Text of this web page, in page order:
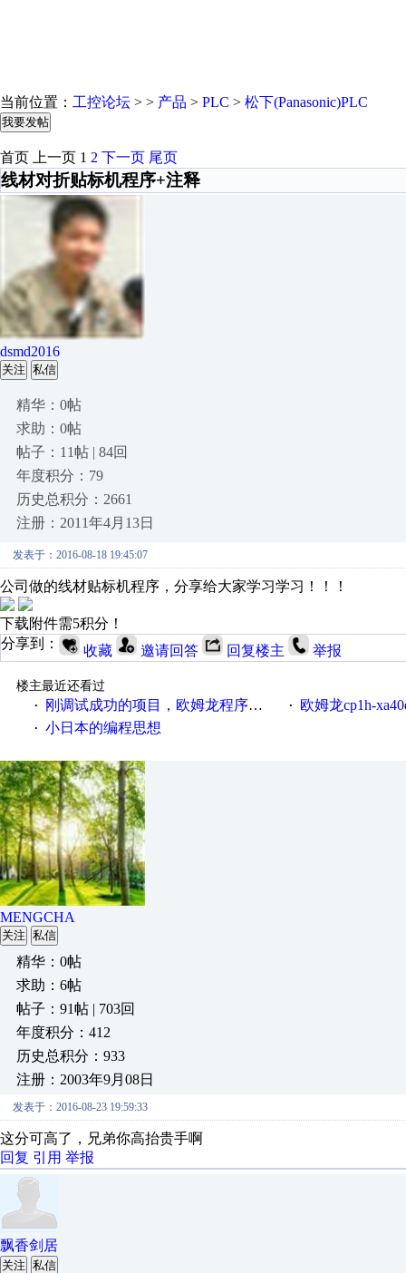
当前位置： 工控论坛 > > 产品 > PLC > 松下(Panasonic)PLC
我要发帖
首页 上一页 1 2 下一页 尾页
线材对折贴标机程序+注释
dsmd2016
关注 私信
精华：0帖
求助：0帖
帖子：11帖 | 84回
年度积分：79
历史总积分：2661
注册：2011年4月13日
发表于：2016-08-18 19:45:07
公司做的线材贴标机程序，分享给大家学习学习！！！
下载附件需5积分！
分享到：
收藏 邀请回答 回复楼主 举报
楼主最近还看过
·
刚调试成功的项目，欧姆龙程序打包送！ · 欧姆龙cp1h-xa40dr和
· 小日本的编程思想
MENGCHA
关注 私信
精华：0帖
求助：6帖
帖子：91帖 | 703回
年度积分：412
历史总积分：933
注册：2003年9月08日
发表于：2016-08-23 19:59:33
这分可高了，兄弟你高抬贵手啊
回复 引用 举报
飘香剑居
关注 私信